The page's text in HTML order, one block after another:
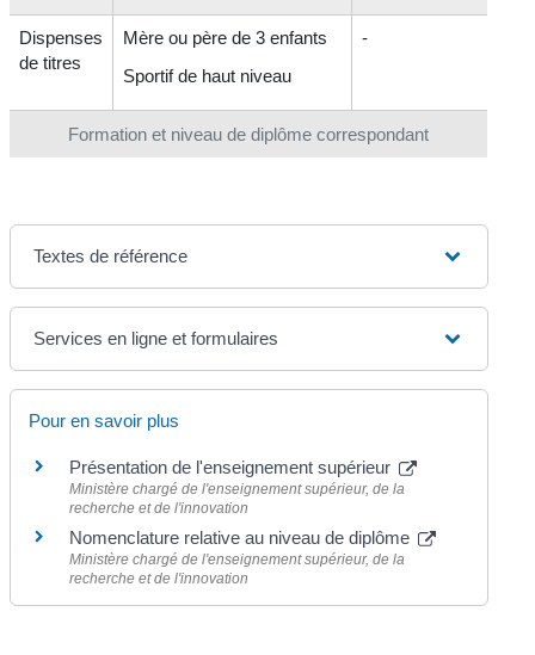
Formation et niveau de diplôme correspondant
Dispenses
de titres
Mère ou père de 3 enfants
Sportif de haut niveau
-
Textes de référence
Services en ligne et formulaires
Pour en savoir plus
Présentation de l'enseignement supérieur
Ministère chargé de l'enseignement supérieur, de la
recherche et de l'innovation
Nomenclature relative au niveau de diplôme
Ministère chargé de l'enseignement supérieur, de la
recherche et de l'innovation